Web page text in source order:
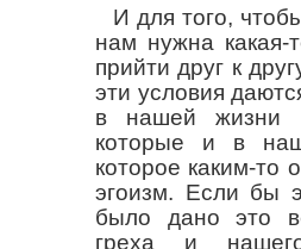
И для того,
нам нужна какая-
прийти друг к
эти условия
в нашей жизни
которые и в
которое каким-то
эгоизм. Если бы
было дано это
греха и